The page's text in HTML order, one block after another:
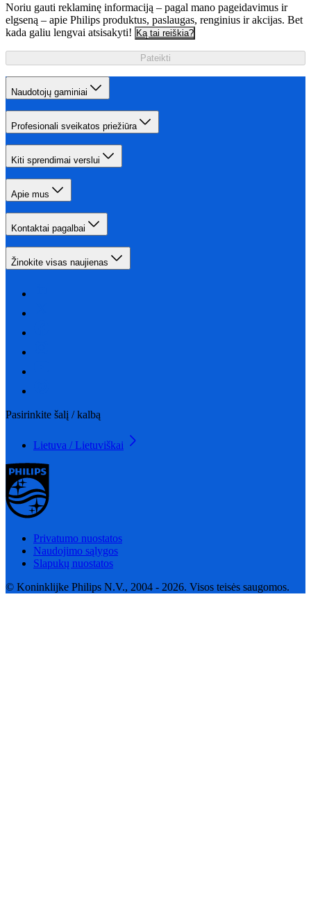
Noriu gauti reklaminę informaciją – pagal mano pageidavimus ir
elgseną – apie Philips produktus, paslaugas, renginius ir akcijas. Bet
kada galiu lengvai atsisakyti! Ką tai reiškia?
Pateikti
Naudotojų gaminiai
Profesionali sveikatos priežiūra
Kiti sprendimai verslui
Apie mus
Kontaktai pagalbai
Žinokite visas naujienas
Pasirinkite šalį / kalbą
Lietuva / Lietuviškai
Privatumo nuostatos
Naudojimo sąlygos
Slapukų nuostatos
© Koninklijke Philips N.V., 2004 - 2026. Visos teisės saugomos.